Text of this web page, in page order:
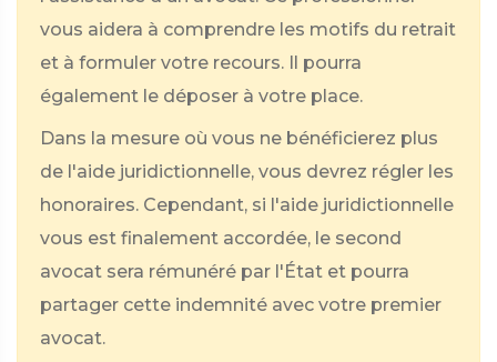
vous aidera à comprendre les motifs du retrait
et à formuler votre recours. Il pourra
également le déposer à votre place.
Dans la mesure où vous ne bénéficierez plus
de l'aide juridictionnelle, vous devrez régler les
honoraires. Cependant, si l'aide juridictionnelle
vous est finalement accordée, le second
avocat sera rémunéré par l'État et pourra
partager cette indemnité avec votre premier
avocat.